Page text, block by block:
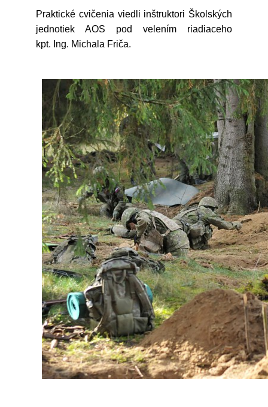
Praktické cvičenia viedli inštruktori Školských
jednotiek AOS pod velením riadiaceho
kpt. Ing. Michala Friča.